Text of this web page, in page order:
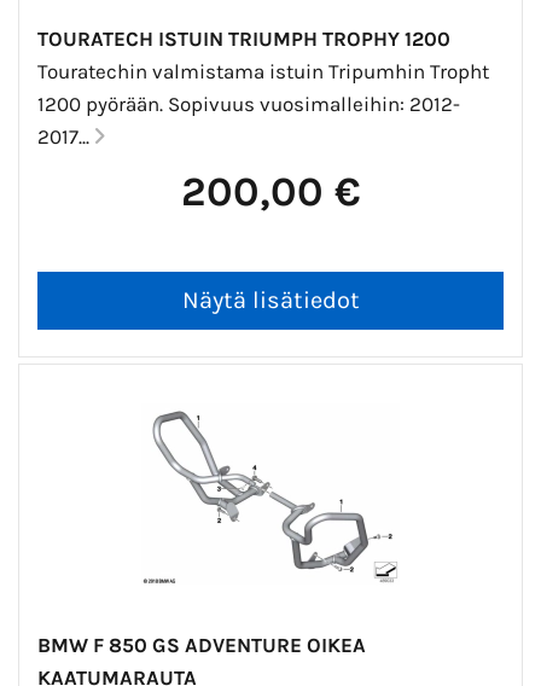
TOURATECH ISTUIN TRIUMPH TROPHY 1200
Touratechin valmistama istuin Tripumhin Tropht
1200 pyörään. Sopivuus vuosimalleihin: 2012-
2017...
200,00 €
BMW F 850 GS ADVENTURE OIKEA
KAATUMARAUTA